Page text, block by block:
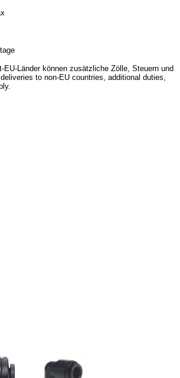
EU-Länder können zusätzliche Zölle, Steuern und
to non-EU countries, additional duties,